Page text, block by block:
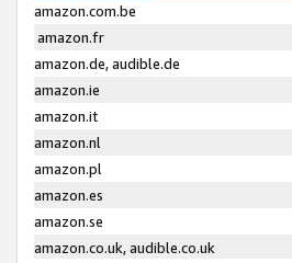
amazon.com.be
amazon.fr
amazon.de, audible.de
amazon.ie
amazon.it
amazon.nl
amazon.pl
amazon.es
amazon.se
amazon.co.uk, audible.co.uk